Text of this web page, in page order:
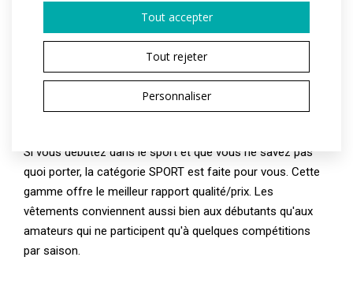
Tout accepter
Tout rejeter
Personnaliser
VOUS AVEZ CHOISI UNE VARIANTE DE PRODUIT
SPORT
Si vous débutez dans le sport et que vous ne savez pas
quoi porter, la catégorie SPORT est faite pour vous. Cette
gamme offre le meilleur rapport qualité/prix. Les
vêtements conviennent aussi bien aux débutants qu'aux
amateurs qui ne participent qu'à quelques compétitions
par saison.